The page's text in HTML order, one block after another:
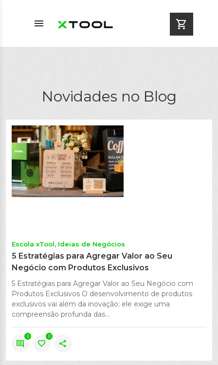
menu shopping_cart
Novidades no Blog
Escola xTool Ideias de Negócios
5 Estratégias para Agregar Valor ao Seu
Negócio com Produtos Exclusivos
5 Estratégias para Agregar Valor ao Seu Negócio com
Produtos Exclusivos O desenvolvimento de produtos
exclusivos vai além da inovação; ele exige uma
compreensão profunda das...
comment
0
favorite
0
share